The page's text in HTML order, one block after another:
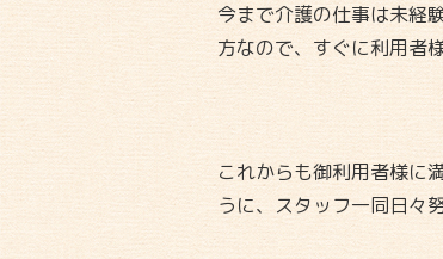
今まで介護の仕事は未経
方なので、すぐに利用者
これからも御利用者様に
うに、スタッフ一同日々